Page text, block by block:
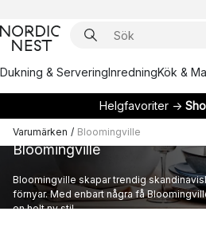
Dukning & ServeringInredningKök &
Helgfavoriter →
Varumärken / Bloomingville
Bloomingville
Bloomingville skapar trendig
förnyar. Med enbart några få
en helt ny stil.